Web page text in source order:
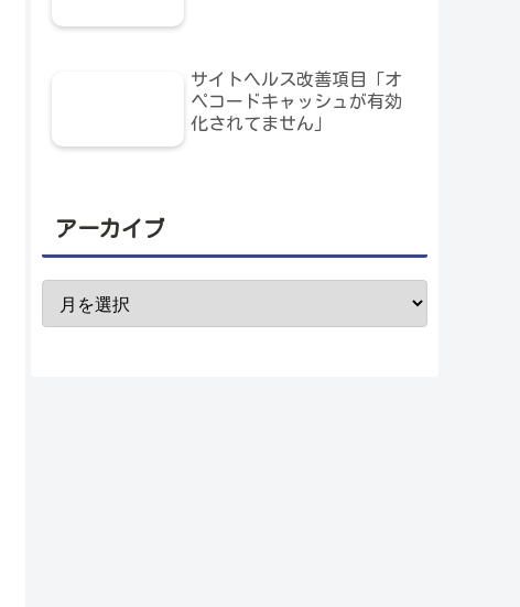
サイトヘルス改善項目「オ
ペコードキャッシュが有効
化されてません」
アーカイブ